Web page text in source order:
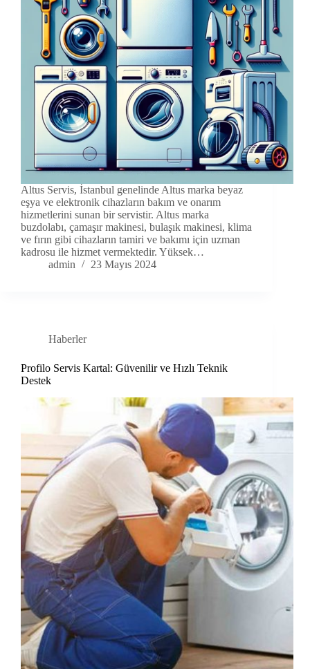
Altus Servis, İstanbul genelinde Altus marka beyaz
eşya ve elektronik cihazların bakım ve onarım
hizmetlerini sunan bir servistir. Altus marka
buzdolabı, çamaşır makinesi, bulaşık makinesi, klima
ve fırın gibi cihazların tamiri ve bakımı için uzman
kadrosu ile hizmet vermektedir. Yüksek…
admin
23 Mayıs 2024
Haberler
Profilo Servis Kartal: Güvenilir ve Hızlı Teknik
Destek